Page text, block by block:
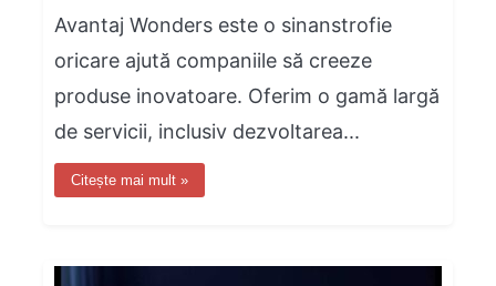
Avantaj Wonders este o sinanstrofie
oricare ajută companiile să creeze
produse inovatoare. Oferim o gamă largă
de servicii, inclusiv dezvoltarea...
Citește mai mult »